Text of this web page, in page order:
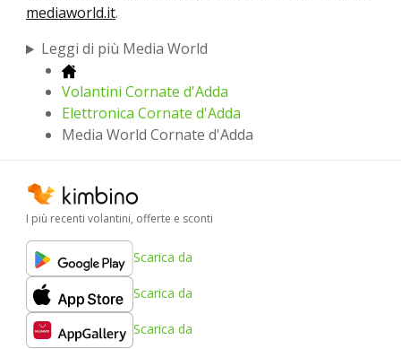
mediaworld.it.
Leggi di più Media World
Volantini Cornate d'Adda
Elettronica Cornate d'Adda
Media World Cornate d'Adda
I più recenti volantini, offerte e sconti
Scarica da
Scarica da
Scarica da